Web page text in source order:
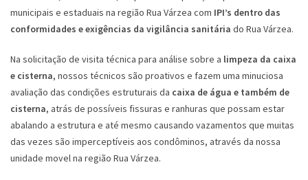
municipais e estaduais na região Rua Várzea com IPI’s dentro das
conformidades e exigências da vigilância sanitária do Rua Várzea.
Na solicitação de visita técnica para análise sobre a limpeza da caixa
e cisterna, nossos técnicos são proativos e fazem uma minuciosa
avaliação das condições estruturais da caixa de água e também de
cisterna, atrás de possíveis fissuras e ranhuras que possam estar
abalando a estrutura e até mesmo causando vazamentos que muitas
das vezes são imperceptíveis aos condôminos, através da nossa
unidade movel na região Rua Várzea.